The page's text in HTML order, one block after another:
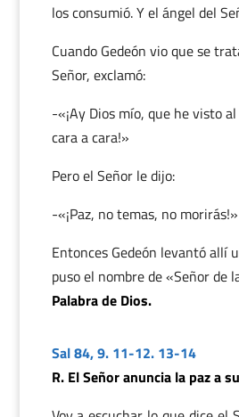
los consumió. Y el ángel del
Cuando Gedeón vio que se
Señor, exclamó:
-«¡Ay Dios mío, que he visto
cara a cara!»
Pero el Señor le dijo:
-«¡Paz, no temas, no morirás!»
Entonces Gedeón levantó allí
puso el nombre de «Señor de
Palabra de Dios.
Sal 84, 9. 11-12. 13-14
R. El Señor anuncia la paz a